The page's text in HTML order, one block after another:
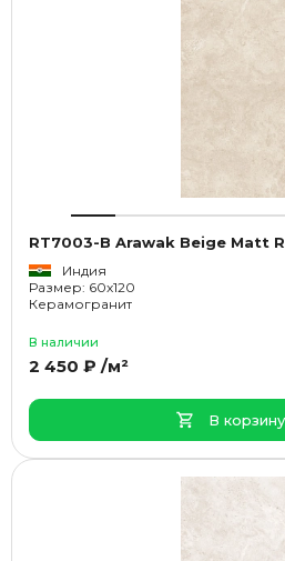
RT7003-B Arawak Beige Matt
Индия
Размер: 60x120
Керамогранит
В наличии
2 450 ₽ /м²
В корзину